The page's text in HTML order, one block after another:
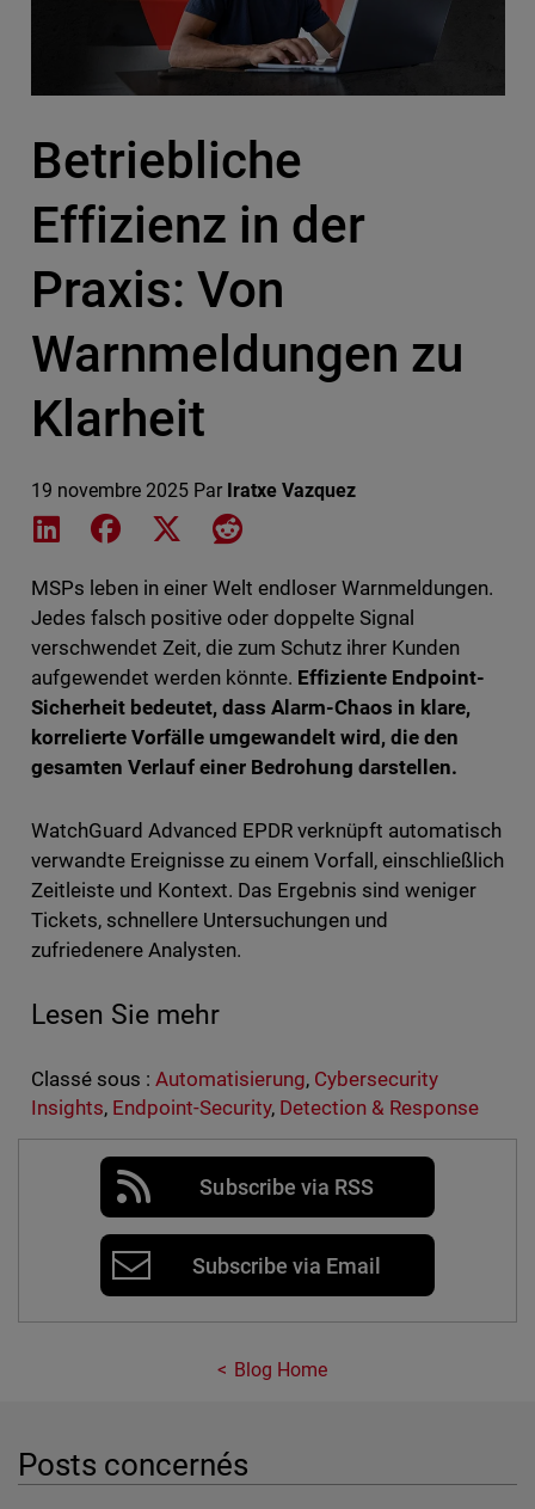
Betriebliche
Effizienz in der
Praxis: Von
Warnmeldungen zu
Klarheit
19 novembre 2025 Par Iratxe Vazquez
Share on LinkedIn
Share on Facebook
Share on XShare on Reddit
MSPs leben in einer Welt endloser Warnmeldungen.
Jedes falsch positive oder doppelte Signal
verschwendet Zeit, die zum Schutz ihrer Kunden
aufgewendet werden könnte. Effiziente Endpoint-
Sicherheit bedeutet, dass Alarm-Chaos in klare,
korrelierte Vorfälle umgewandelt wird, die den
gesamten Verlauf einer Bedrohung darstellen.
WatchGuard Advanced EPDR verknüpft automatisch
verwandte Ereignisse zu einem Vorfall, einschließlich
Zeitleiste und Kontext. Das Ergebnis sind weniger
Tickets, schnellere Untersuchungen und
zufriedenere Analysten.
Lesen Sie mehr
Classé sous : Automatisierung, Cybersecurity
Insights, Endpoint-Security, Detection & Response
Subscribe via RSS
Subscribe via Email
Blog Home
Posts concernés